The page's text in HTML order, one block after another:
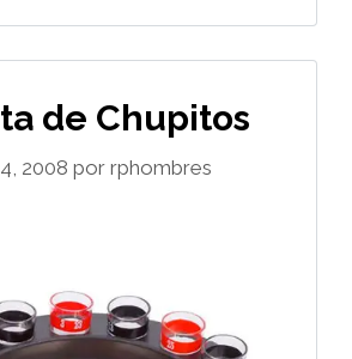
de Chupitos
2008 por rphombres